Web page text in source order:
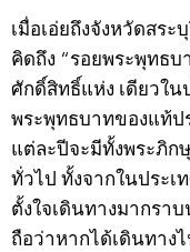
เมื่อเอ่ยถึงจังหวัดสระ
คิดถึง “รอยพระพุทธ
ศักดิ์สิทธิ์แห่ง เดียวใน
พระพุทธบาทของแท้ป
แต่ละปีจะมีทั้งพระภิก
ทั่วไป ทั้งจากในประเ
ตั้งใจเดินทางมากราบ
ถือว่าหากได้เดินทาง